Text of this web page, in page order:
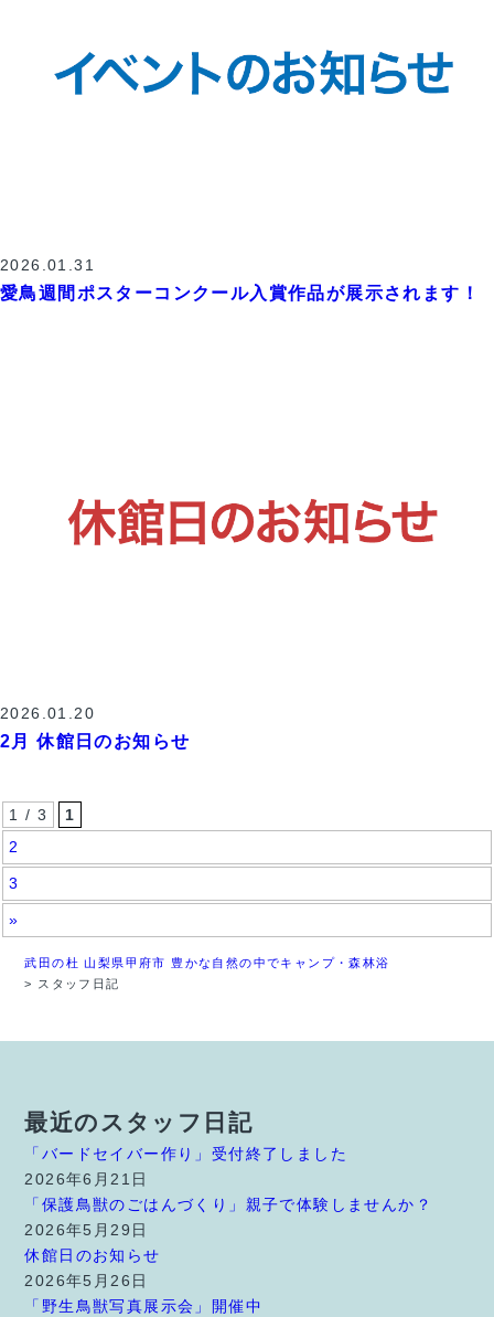
2026.01.31
愛鳥週間ポスターコンクール入賞作品が展示されます！
2026.01.20
2月 休館日のお知らせ
1 / 3
1
2
3
»
武田の杜 山梨県甲府市 豊かな自然の中でキャンプ・森林浴
> スタッフ日記
最近のスタッフ日記
「バードセイバー作り」受付終了しました
2026年6月21日
「保護鳥獣のごはんづくり」親子で体験しませんか？
2026年5月29日
休館日のお知らせ
2026年5月26日
「野生鳥獣写真展示会」開催中